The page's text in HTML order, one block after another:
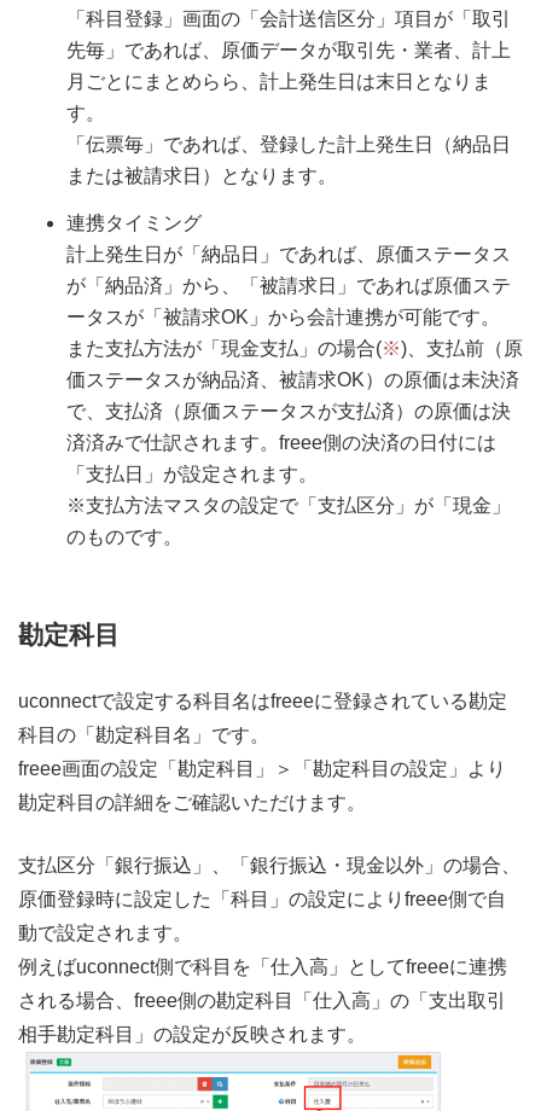
「科目登録」画面の「会計送信区分」項目が「取引
先毎」であれば、原価データが取引先・業者、計上
月ごとにまとめらら、計上発生日は末日となりま
す。
「伝票毎」であれば、登録した計上発生日（納品日
または被請求日）となります。
連携タイミング
計上発生日が「納品日」であれば、原価ステータス
が「納品済」から、「被請求日」であれば原価ステ
ータスが「被請求OK」から会計連携が可能です。
また支払方法が「現金支払」の場合(※)、支払前（原
価ステータスが納品済、被請求OK）の原価は未決済
で、支払済（原価ステータスが支払済）の原価は決
済済みで仕訳されます。freee側の決済の日付には
「支払日」が設定されます。
※支払方法マスタの設定で「支払区分」が「現金」
のものです。
勘定科目
uconnectで設定する科目名はfreeeに登録されている勘定
科目の「勘定科目名」です。
freee画面の設定「勘定科目」＞「勘定科目の設定」より
勘定科目の詳細をご確認いただけます。
支払区分「銀行振込」、「銀行振込・現金以外」の場合、
原価登録時に設定した「科目」の設定によりfreee側で自
動で設定されます。
例えばuconnect側で科目を「仕入高」としてfreeeに連携
される場合、freee側の勘定科目「仕入高」の「支出取引
相手勘定科目」の設定が反映されます。